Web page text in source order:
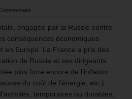
engagée par la Russie contre
conséquences économiques
en Europe. La France a pris des
de Russie et ses dirigeants.
plus forte encore de l’inflation
du coût de l’énergie, etc.),
temporaires ou durables,